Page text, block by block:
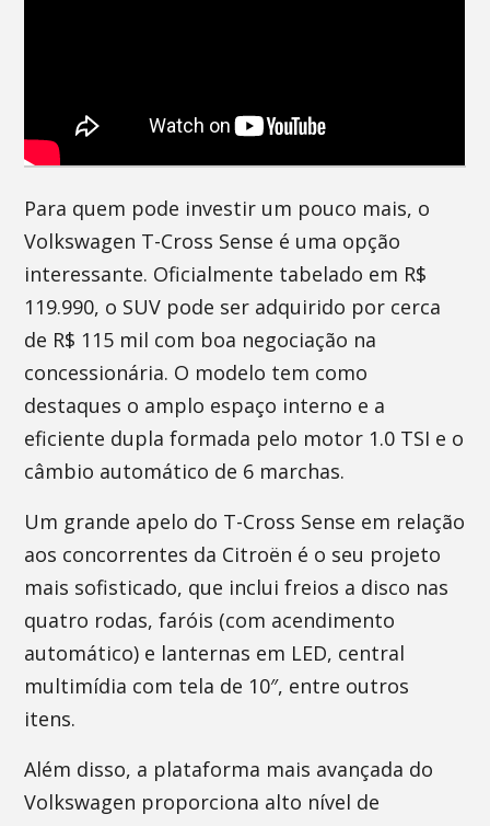
Para quem pode investir um pouco mais, o
Volkswagen T-Cross Sense é uma opção
interessante. Oficialmente tabelado em R$
119.990, o SUV pode ser adquirido por cerca
de R$ 115 mil com boa negociação na
concessionária. O modelo tem como
destaques o amplo espaço interno e a
eficiente dupla formada pelo motor 1.0 TSI e o
câmbio automático de 6 marchas.
Um grande apelo do T-Cross Sense em relação
aos concorrentes da Citroën é o seu projeto
mais sofisticado, que inclui freios a disco nas
quatro rodas, faróis (com acendimento
automático) e lanternas em LED, central
multimídia com tela de 10″, entre outros
itens.
Além disso, a plataforma mais avançada do
Volkswagen proporciona alto nível de